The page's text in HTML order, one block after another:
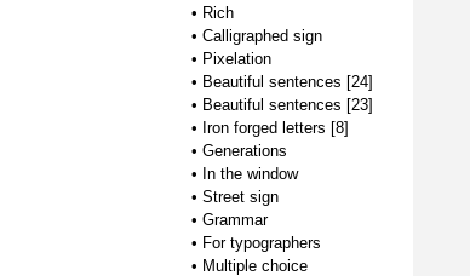
• Rich
• Calligraphed sign
• Pixelation
• Beautiful sentences [24]
• Beautiful sentences [23]
• Iron forged letters [8]
• Generations
• In the window
• Street sign
• Grammar
• For typographers
• Multiple choice